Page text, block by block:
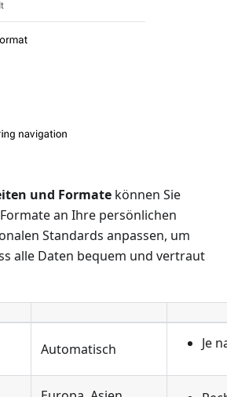
und Formate können Sie
an Ihre persönlichen
Standards anpassen, um
alle Daten bequem und vertraut
Automatisch Je